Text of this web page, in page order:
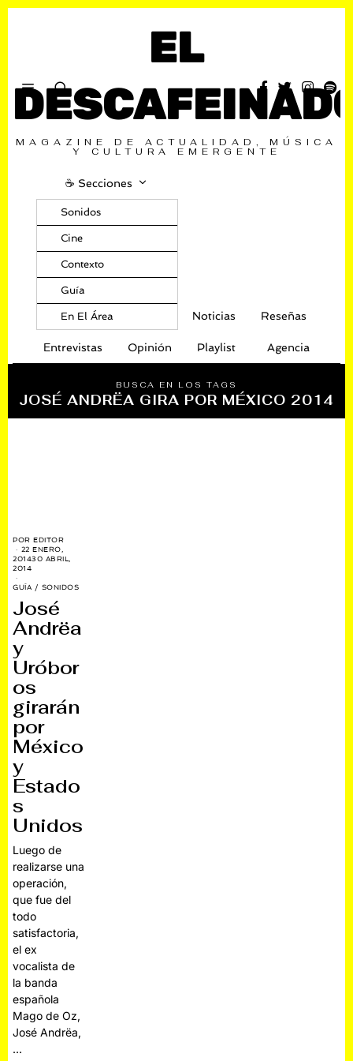
EL
MAGAZINE DE ACTUALIDAD, MÚSICA
Y CULTURA EMERGENTE
☕️ Secciones
Sonidos
Cine
Contexto
Guía
En El Área Noticias Reseñas
Entrevistas Opinión Playlist Agencia
BUSCA EN LOS TAGS
JOSÉ ANDRËA GIRA POR MÉXICO 2014
POREDITOR
22 ENERO,
201430 ABRIL,
2014
GUÍA / SONIDOS
José
Andrëa
y
Uróbor
os
girarán
por
México
y
Estado
s
Unidos
Luego de
realizarse una
operación,
que fue del
todo
satisfactoria,
el ex
vocalista de
la banda
española
Mago de Oz,
José Andrëa,
…